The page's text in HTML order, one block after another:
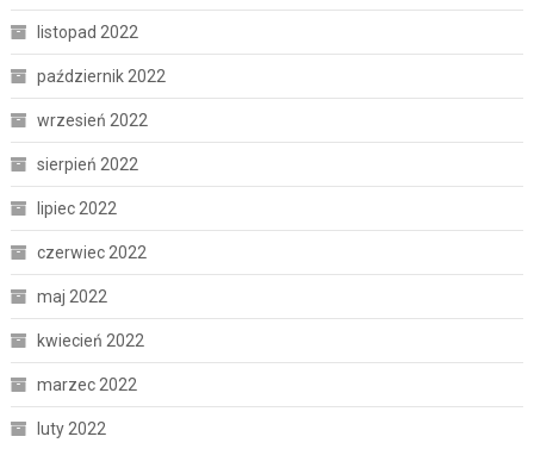
listopad 2022
październik 2022
wrzesień 2022
sierpień 2022
lipiec 2022
czerwiec 2022
maj 2022
kwiecień 2022
marzec 2022
luty 2022